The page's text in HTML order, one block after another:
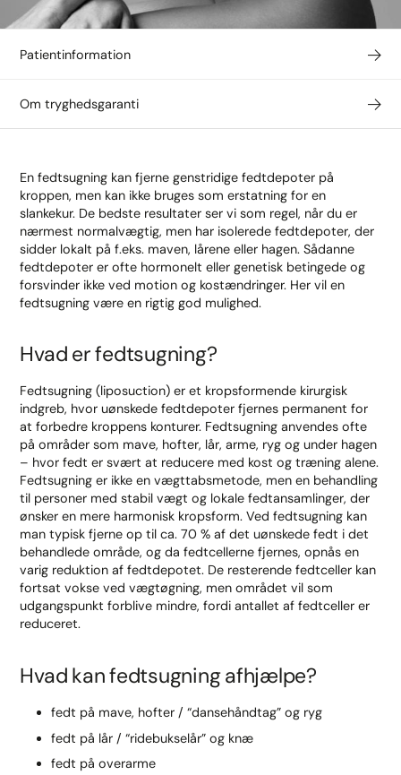
Patientinformation
Om tryghedsgaranti
En fedtsugning kan fjerne genstridige fedtdepoter på
kroppen, men kan ikke bruges som erstatning for en
slankekur. De bedste resultater ser vi som regel, når du er
nærmest normalvægtig, men har isolerede fedtdepoter, der
sidder lokalt på f.eks. maven, lårene eller hagen. Sådanne
fedtdepoter er ofte hormonelt eller genetisk betingede og
forsvinder ikke ved motion og kostændringer. Her vil en
fedtsugning være en rigtig god mulighed.
Hvad er fedtsugning?
Fedtsugning (liposuction) er et kropsformende kirurgisk
indgreb, hvor uønskede fedtdepoter fjernes permanent for
at forbedre kroppens konturer. Fedtsugning anvendes ofte
på områder som mave, hofter, lår, arme, ryg og under hagen
– hvor fedt er svært at reducere med kost og træning alene.
Fedtsugning er ikke en vægttabsmetode, men en behandling
til personer med stabil vægt og lokale fedtansamlinger, der
ønsker en mere harmonisk kropsform. Ved fedtsugning kan
man typisk fjerne op til ca. 70 % af det uønskede fedt i det
behandlede område, og da fedtcellerne fjernes, opnås en
varig reduktion af fedtdepotet. De resterende fedtceller kan
fortsat vokse ved vægtøgning, men området vil som
udgangspunkt forblive mindre, fordi antallet af fedtceller er
reduceret.
Hvad kan fedtsugning afhjælpe?
fedt på mave, hofter / “dansehåndtag” og ryg
fedt på lår / “ridebukselår” og knæ
fedt på overarme